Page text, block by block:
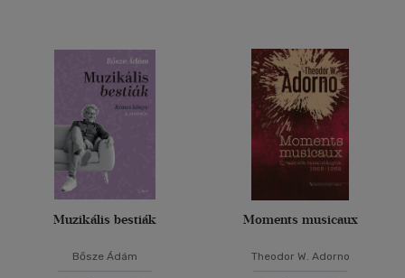
Muzikális bestiák
Bősze Ádám
Moments musicaux
Theodor W. Adorno